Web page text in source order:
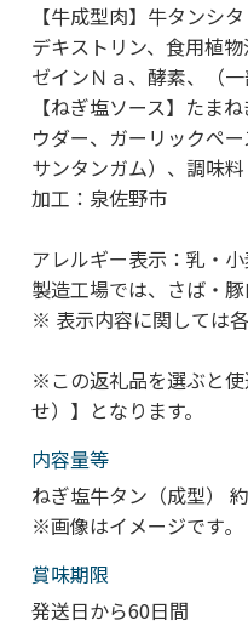
【牛成型肉】牛タンシ
デキストリン、食用植
ゼインＮａ、酵素、（
【ねぎ塩ソース】たま
ウダー、ガーリックペ
サンタンガム）、調味
加工：泉佐野市
アレルギー表示：乳・
製造工場では、さば・
※ 表示内容に関しては
※この返礼品を選ぶと
せ）】となります。
内容量等
ねぎ塩牛タン（成型）
※画像はイメージです｡
賞味期限
発送日から60日間